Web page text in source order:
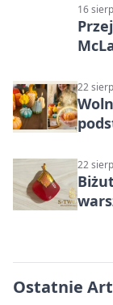
16
22
22
Ostatnie